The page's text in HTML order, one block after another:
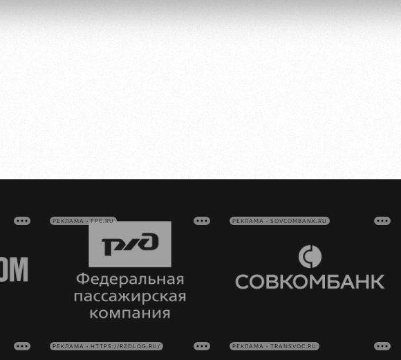
РЕКЛАМА • FPC.RU РЕКЛАМА • SOVCOMBANK.RU
РЕКЛАМА • HTTPS://RZDLOG.RU/ РЕКЛАМА • TRANSVOC.RU